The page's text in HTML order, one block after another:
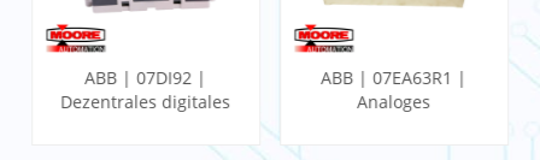
ABB | 07DI92 |
Dezentrales digitales
ABB | 07EA63R1 |
Analoges